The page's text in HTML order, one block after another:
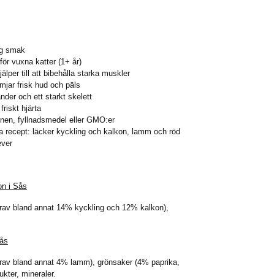
smak
vuxna katter (1+ år)
till att bibehålla starka muskler
frisk hud och päls
och ett starkt skelett
hjärta
fyllnadsmedel eller GMO:er
recept: läcker kyckling och kalkon, lamm och röd
i Sås
bland annat 14% kyckling och 12% kalkon),
bland annat 4% lamm), grönsaker (4% paprika,
mineraler.